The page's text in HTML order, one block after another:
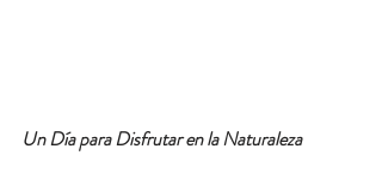
Un Día para Disfrutar en la Naturaleza